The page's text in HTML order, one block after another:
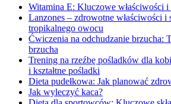
Witamina E: Kluczowe właściwości
Lanzones – zdrowotne właściwości i
tropikalnego owocu
Ćwiczenia na odchudzanie brzucha:
brzucha
Trening na rzeźbę pośladków dla
i kształtne pośladki
Dieta pudełkowa: Jak planować
Jak wyleczyć kaca?